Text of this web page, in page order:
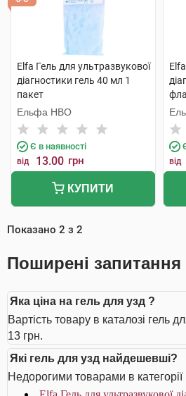
Elfa Гель для ультразвукової
діагностики гель 40 мл 1
пакет
Ельфа НВО
Є в наявності
від 13.00 грн
КУПИТИ
від
Показано 2 з 2
Поширені запитання
Яка ціна на гель для узд ?
Вартість товару в каталозі гель
13 грн.
Які гель для узд найдешевші?
Недорогими товарами в категорії